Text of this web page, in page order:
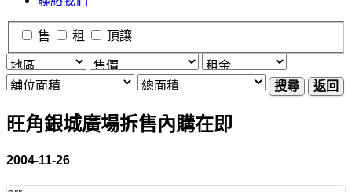
售 租 頂讓
搜尋 返回
旺角銀城廣場拆售內購在即
2004-11-26